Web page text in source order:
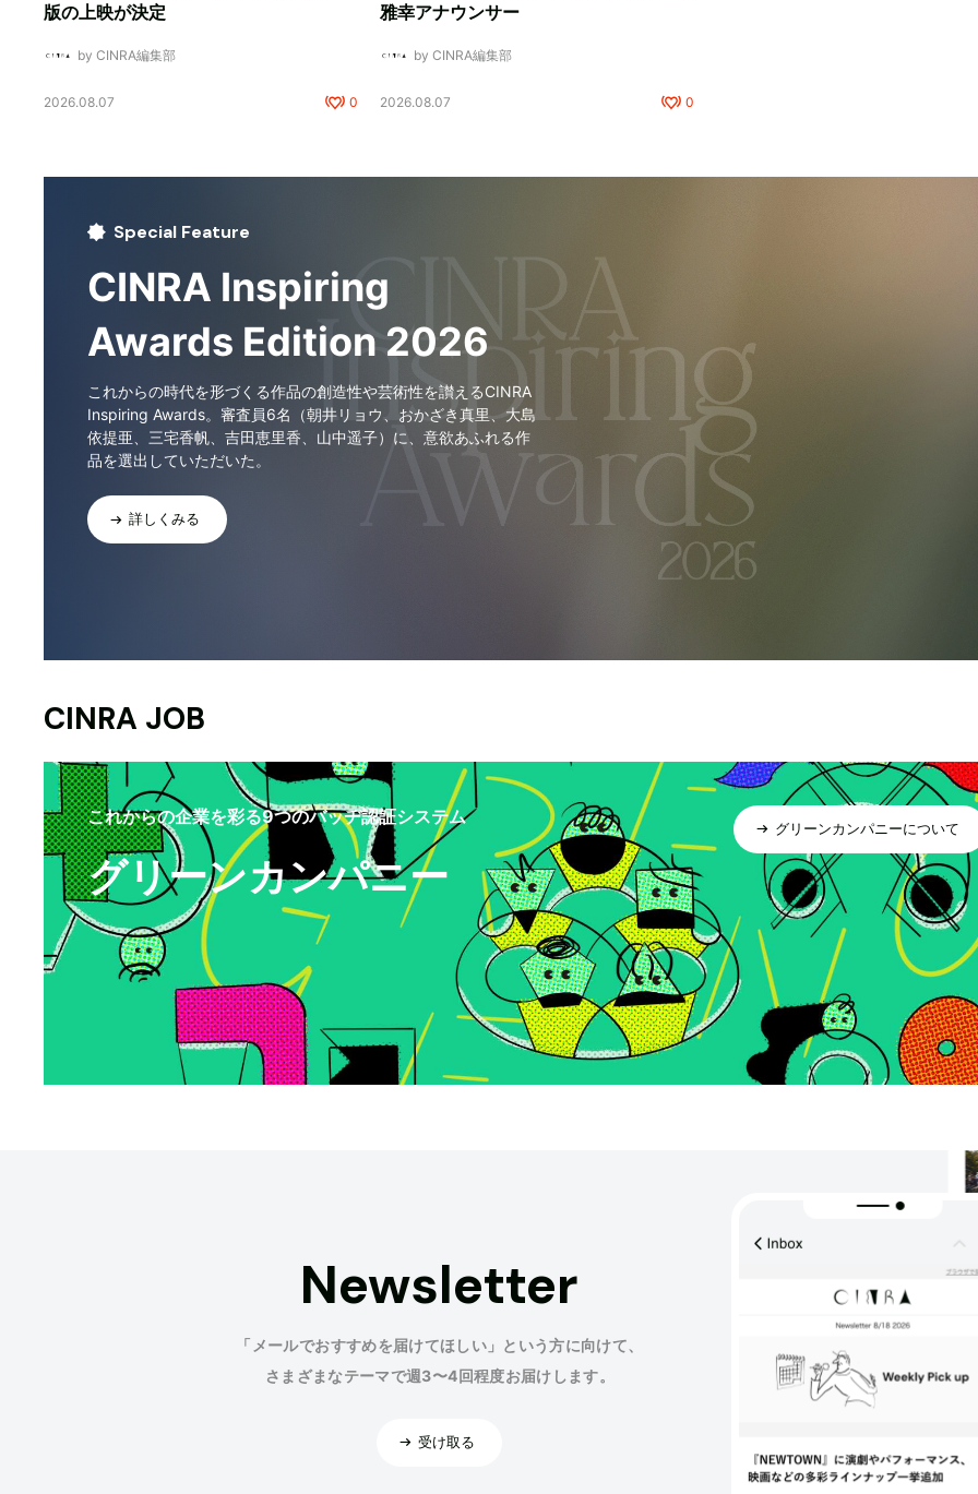
版の上映が決定
by CINRA編集部
2026.08.07 0
雅幸アナウンサー
by CINRA編集部
2026.08.07 0
Special Feature
CINRA Inspiring
Awards Edition 2026
これからの時代を形づくる作品の創造性や芸術性を讃えるCINRA
Inspiring Awards。審査員6名（朝井リョウ、おかざき真里、大島
依提亜、三宅香帆、吉田恵里香、山中遥子）に、意欲あふれる作
品を選出していただいた。
詳しくみる
CINRA JOB
これからの企業を彩る9つのバッヂ認証システム
グリーンカンパニー
グリーンカンパニーについて
Newsletter
「メールでおすすめを届けてほしい」という方に向けて、
さまざまなテーマで週3〜4回程度お届けします。
受け取る